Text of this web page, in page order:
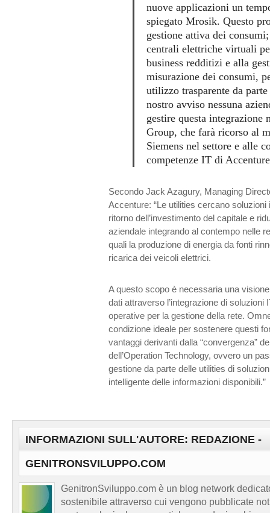
nuove applicazioni un
spiegato Mrosik. Questo
gestione attiva dei
centrali elettriche virtuali
business redditizi e alla
misurazione dei consumi,
utilizzo trasparente da
nostro avviso nessuna
gestire questa integrazione
Group, che farà ricorso al
Siemens nel settore e alle
competenze IT di
Secondo Jack Azagury, Managing
Accenture: “Le utilities cercano soluzioni
ritorno dell’investimento del capitale e
aziendale integrando al contempo nelle
quali la produzione di energia da fonti
ricarica dei veicoli elettrici.
A questo scopo è necessaria una
dati attraverso l’integrazione di soluzioni
operative per la gestione della rete.
condizione ideale per sostenere questi
vantaggi derivanti dalla “convergenza”
dell’Operation Technology, ovvero un
gestione da parte delle utilities di
intelligente delle informazioni disponibili.”
INFORMAZIONI SULL'AUTORE: REDAZIONE -
GENITRONSVILUPPO.COM
GenitronSviluppo.com è un blog network
sostenibile attraverso cui vengono pubblicate